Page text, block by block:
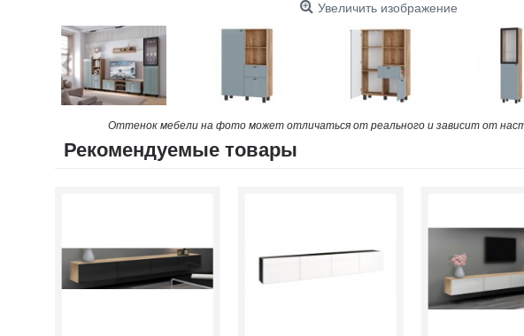
Увеличить изображение
Оттенок мебели на фото может отличаться от реального и зависит от
Рекомендуемые товары